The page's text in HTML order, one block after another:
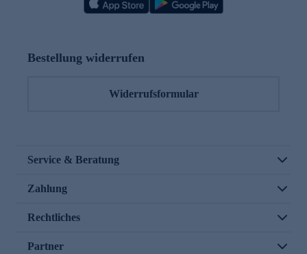
Bestellung widerrufen
Widerrufsformular
Service & Beratung
Zahlung
Rechtliches
Partner